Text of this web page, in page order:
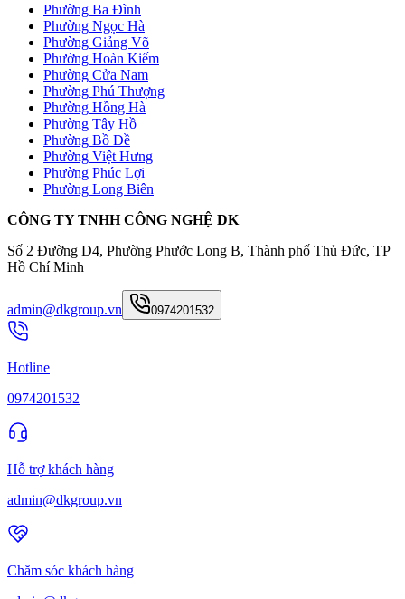
Phường Ba Đình
Phường Ngọc Hà
Phường Giảng Võ
Phường Hoàn Kiếm
Phường Cửa Nam
Phường Phú Thượng
Phường Hồng Hà
Phường Tây Hồ
Phường Bồ Đề
Phường Việt Hưng
Phường Phúc Lợi
Phường Long Biên
CÔNG TY TNHH CÔNG NGHỆ DK
Số 2 Đường D4, Phường Phước Long B, Thành phố Thủ Đức, TP
Hồ Chí Minh
admin@dkgroup.vn 0974201532
Hotline
0974201532
Hỗ trợ khách hàng
admin@dkgroup.vn
Chăm sóc khách hàng